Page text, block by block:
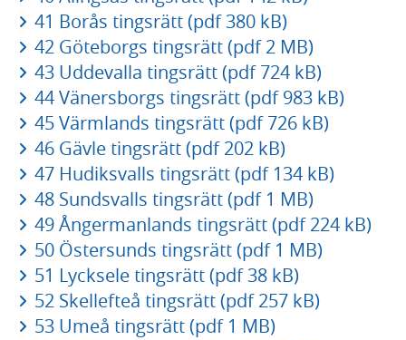
41 Borås tingsrätt (pdf 380 kB)
42 Göteborgs tingsrätt (pdf 2 MB)
43 Uddevalla tingsrätt (pdf 724 kB)
44 Vänersborgs tingsrätt (pdf 983 kB)
45 Värmlands tingsrätt (pdf 726 kB)
46 Gävle tingsrätt (pdf 202 kB)
47 Hudiksvalls tingsrätt (pdf 134 kB)
48 Sundsvalls tingsrätt (pdf 1 MB)
49 Ångermanlands tingsrätt (pdf 224 kB)
50 Östersunds tingsrätt (pdf 1 MB)
51 Lycksele tingsrätt (pdf 38 kB)
52 Skellefteå tingsrätt (pdf 257 kB)
53 Umeå tingsrätt (pdf 1 MB)